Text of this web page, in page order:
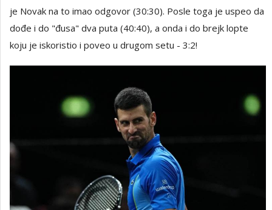
je Novak na to imao odgovor (30:30). Posle toga je uspeo da
dođe i do "đusa" dva puta (40:40), a onda i do brejk lopte
koju je iskoristio i poveo u drugom setu - 3:2!